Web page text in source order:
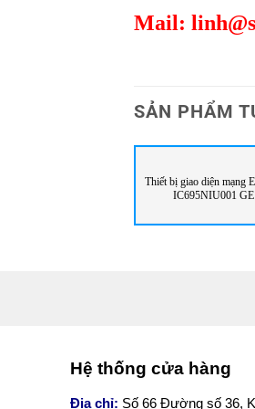
Mail:
SẢN PHẨM
Thiết bị giao diện mạng
IC695NIU001 GE
Hệ thống cửa hàng
Địa chỉ: Số 66 Đường số 36,